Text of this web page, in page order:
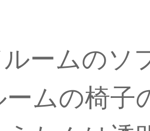
ームのソ
ムの椅子